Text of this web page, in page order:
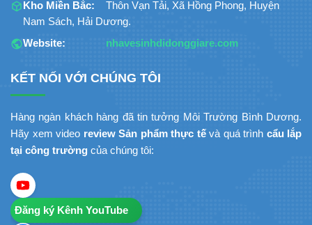
Kho Miền Bắc:
Thôn Vạn Tải, Xã Hồng Phong, Huyện
Nam Sách, Hải Dương.
Website:
nhavesinhdidonggiare.com
KẾT NỐI VỚI CHÚNG TÔI
Hàng ngàn khách hàng đã tin tưởng Môi Trường Bình Dương.
Hãy xem video review Sản phẩm thực tếvà quá trình cẩu lắp
tại công trường của chúng tôi:
Đăng ký Kênh YouTube